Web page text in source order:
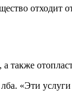
отходит
также
«Эти услуги